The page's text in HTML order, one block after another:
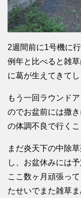
2週間前に1号機に
例年と比べると雑
に葛が生えてきてし
もう一回ラウンド
のでお盆前には撒
の体調不良で行く
まだ炎天下の中除
し、お盆休みには
ここ数ヶ月頑張っ
たせいでまた雑草